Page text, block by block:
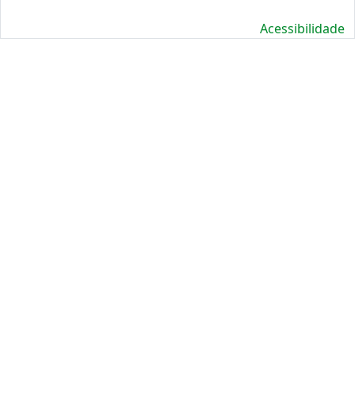
Acessibilidade